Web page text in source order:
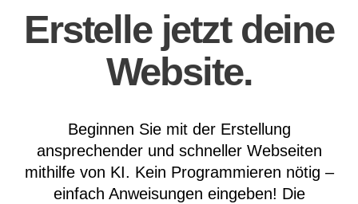
Erstelle jetzt deine
Website.
Beginnen Sie mit der Erstellung
ansprechender und schneller Webseiten
mithilfe von KI. Kein Programmieren nötig –
einfach Anweisungen eingeben! Die